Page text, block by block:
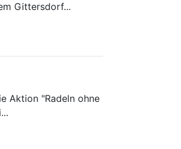
Gittersdorf...
Aktion "Radeln ohne